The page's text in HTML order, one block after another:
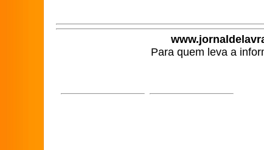
Para quem leva a